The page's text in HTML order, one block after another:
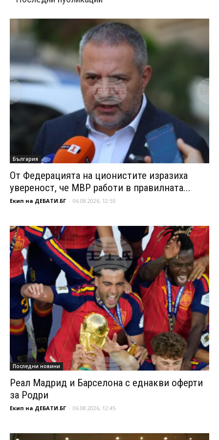
България
От Федерацията на ционистите изразиха
увереност, че МВР работи в правилната...
Екип на ДЕБАТИ.БГ - 06.08.2026, 12:55
Последни новини
Реал Мадрид и Барселона с еднакви оферти
за Родри
Екип на ДЕБАТИ.БГ - 06.08.2026, 12:45